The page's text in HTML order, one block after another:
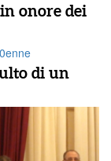
onore dei
di un